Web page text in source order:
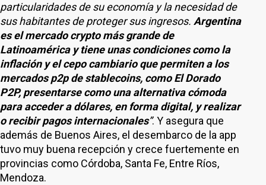
particularidades de su economía y la necesidad de
sus habitantes de proteger sus ingresos. Argentina
es el mercado crypto más grande de
Latinoamérica y tiene unas condiciones como la
inflación y el cepo cambiario que permiten a los
mercados p2p de stablecoins, como El Dorado
P2P, presentarse como una alternativa cómoda
para acceder a dólares, en forma digital, y realizar
o recibir pagos internacionales”. Y asegura que
además de Buenos Aires, el desembarco de la app
tuvo muy buena recepción y crece fuertemente en
provincias como Córdoba, Santa Fe, Entre Ríos,
Mendoza.